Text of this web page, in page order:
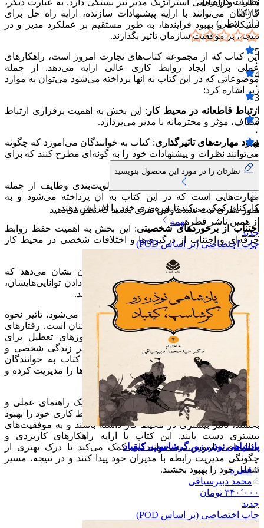
هدایت و راهنمایی استراتژیک مدیر نیز بستگی دارد. به عبارت دیگر،
کارکنان می‌توانند با ارایه پیشنهادات سازنده، ارایه راه حل برای
مشکلات و بهبود فرایندها، به طور مستقیم بر عملکرد مدیر و در
نتیجه، بر موفقیت سازمان تاثیر بگذارند.
این کتاب که از مجموعه کتاب‌های تجارت امروز است، راهکارهای
عملی برای ایجاد روابط کاری عالی ارایه می‌دهد. از جمله
موضوعاتی که در این کتاب به انها پرداخته می‌شود می‌توان به موارد
زیر اشاره کرد:
ارتباط قاطعانه در محیط کار : این بخش به اهمیت برقراری ارتباط
شفاف، مؤثر و محترمانه با مدیر می‌پردازد.
بهبود مهارت‌های تاثیرگذاری: کتاب به خوانندگان می‌اموزد که چگونه
می‌توانند نظرات و پیشنهادات خود را به گونه‌ای مطرح کنند که برای
مدیر قابل قبول و مؤثر باشد.
: مدیریت زمان و اولویت‌بندی وظایف از جمله
مهارت‌هایی است که در این کتاب به ان پرداخته می‌شود و به
کارکنان کمک می‌کند تا بهره‌وری خود را افزایش دهند.
اجتناب از برخوردهای شخصیتی: این بخش به اهمیت حفظ روابط
حرفه‌ای و اجتناب از درگیری‌ها و اختلافات شخصی در محیط کار
تاکید دارد.
ایجاد فرصت برای ارتقاء
: کتاب به خوانندگان نشان می‌دهد که
چگونه می‌توانند با بهبود عملکرد خود و نشان دادن توانایی‌هایشان،
فرصت‌های ارتقاء شغلی را برای خود فراهم کنند.
یکی از نکات مهمی که در کتاب به ان اشاره می‌شود، تاثیر نحوه
مدیریت رییس بر زندگی کاری و شخصی کارکنان است. رفتارهای
نامناسب مدیر، مانند احضار کارکنان در روزهای تعطیل برای
جلسات غیرضروری، می‌تواند به طور جدی بر زندگی شخصی و
تعادل کار و زندگی انها تاثیر منفی بگذارد. کتاب به خوانندگان
راهکارهایی ارایه می‌دهد تا بتوانند اینگونه رفتارها را مدیریت کرده و
از تاثیرات منفی انها جلوگیری کنند.
در نهایت، کتاب «مدیر خود را مدیریت کنید
» یک راهنمای عملی و
ارزشمند برای افرادی است که می‌خواهند روابط کاری خود را بهبود
بخشند، تاثیر بیشتری در محیط کار داشته باشند و به موفقیت‌های
بیشتری دست یابند. این کتاب با ارایه راهکارهای کاربردی و
مثال‌های ملموس، به خوانندگان کمک می‌کند تا درک بهتری از
چگونگی مدیریت رابطه با مدیران خود پیدا کنند و در نتیجه، مسیر
شغلی خود را بهبود بخشند.
5 /
0.0
( از ۰ نظر )
5
۰
4
۰
3
۰
2
۰
1
۰
نظرتان را در مورد این محصول بنویسید
هنوز نظری ثبت نشدهاولین نفری باشید که نظر می‌دهید
از همین ناشر قطرههمه
جدید
چاپ اختصاصی (بر اساس POD)
پادشاهی نوذر، زو، گرشاسپ، کیقباد
قطره
محمد دبیرسیاقی
۳۴۰٬۰۰۰ تومان
جدید
چاپ اختصاصی (بر اساس POD)